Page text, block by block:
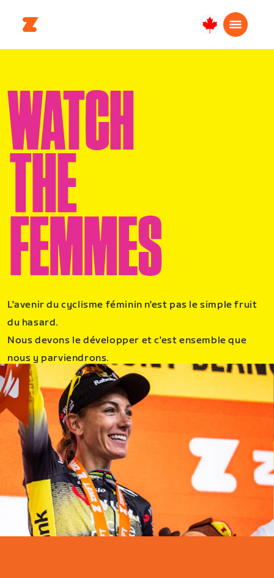
Canada
Français
L'avenir du cyclisme féminin n'est pas le simple fruit
du hasard.
Nous devons le développer et c'est ensemble que
nous y parviendrons.